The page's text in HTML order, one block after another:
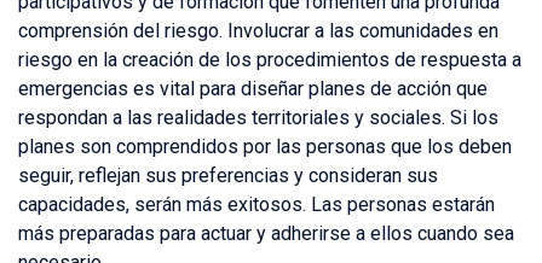
comprensión del riesgo. Involucrar a las comunidades en
riesgo en la creación de los procedimientos de respuesta a
emergencias es vital para diseñar planes de acción que
respondan a las realidades territoriales y sociales. Si los
planes son comprendidos por las personas que los deben
seguir, reflejan sus preferencias y consideran sus
capacidades, serán más exitosos. Las personas estarán
más preparadas para actuar y adherirse a ellos cuando sea